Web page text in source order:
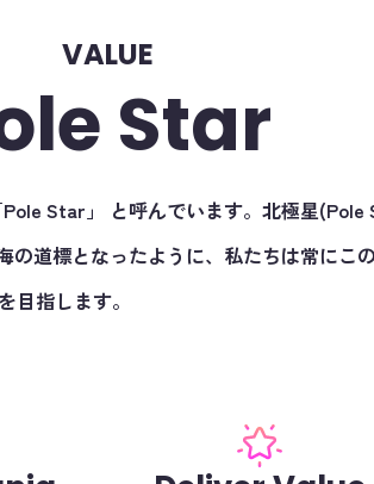
VALUE
Star
Star」 と呼んでいます。北極星
の道標となったように、私たちは常にこ
目指します。